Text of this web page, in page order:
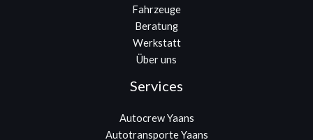
Fahrzeuge
Beratung
Werkstatt
Über uns
Services
Autocrew Yaans
Autotransporte Yaans